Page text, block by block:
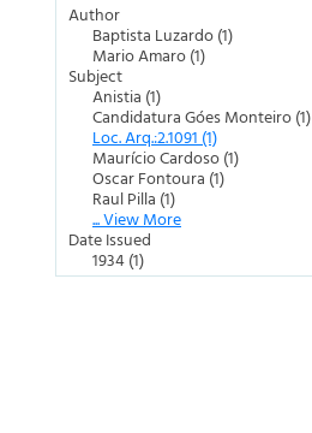
Author
Baptista Luzardo (1)
Mario Amaro (1)
Subject
Anistia (1)
Candidatura Góes Monteiro (1)
Loc. Arq.:2.1091 (1)
Maurício Cardoso (1)
Oscar Fontoura (1)
Raul Pilla (1)
... View More
Date Issued
1934 (1)